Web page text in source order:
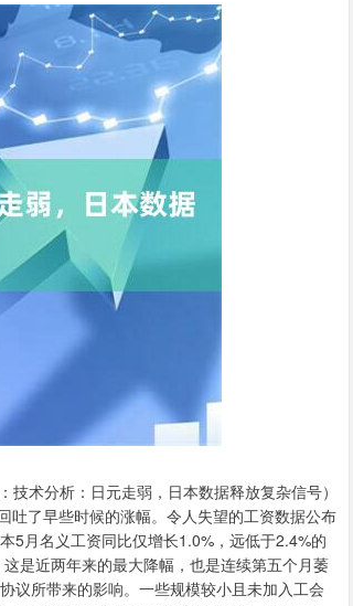
技术分析：日元走弱，日本数据释放复杂信号）
了早些时候的涨幅。令人失望的工资数据公布
5月名义工资同比仅增长1.0%，远低于2.4%的
是近两年来的最大降幅，也是连续第五个月萎
议所带来的影响。一些规模较小且未加入工会